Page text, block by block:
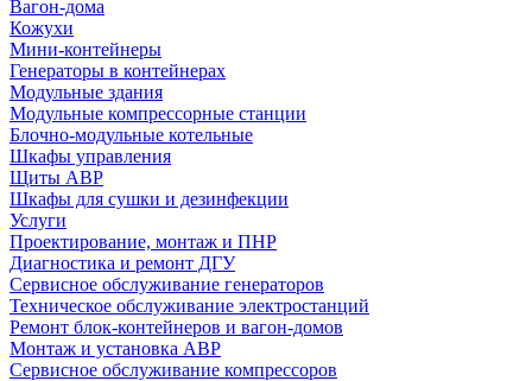
Вагон-дома
Кожухи
Мини-контейнеры
Генераторы в контейнерах
Модульные здания
Модульные компрессорные станции
Блочно-модульные котельные
Шкафы управления
Щиты АВР
Шкафы для сушки и дезинфекции
Услуги
Проектирование, монтаж и ПНР
Диагностика и ремонт ДГУ
Сервисное обслуживание генераторов
Техническое обслуживание электростанций
Ремонт блок-контейнеров и вагон-домов
Монтаж и установка АВР
Сервисное обслуживание компрессоров